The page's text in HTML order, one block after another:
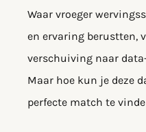
Waar vroeger
en ervaring berustten,
verschuiving naar
Maar hoe kun je deze
perfecte match te